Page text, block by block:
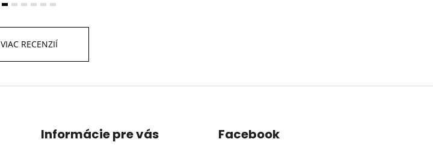
VIAC RECENZIÍ
Informácie pre vás Facebook